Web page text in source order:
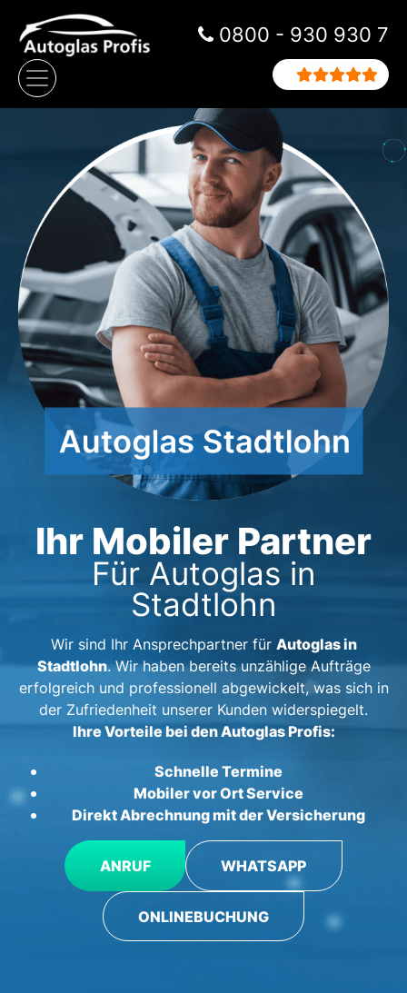
Zum Inhalt springen
Hauptnavigation
0800 - 930 930 7
Ihr Mobiler Partner
Für Autoglas in
Stadtlohn
Wir sind Ihr Ansprechpartner für Autoglas in
Stadtlohn. Wir haben bereits unzählige Aufträge
erfolgreich und professionell abgewickelt, was sich in
der Zufriedenheit unserer Kunden widerspiegelt.
Ihre Vorteile bei den Autoglas Profis:
Schnelle Termine
Mobiler vor Ort Service
Direkt Abrechnung mit der Versicherung
ANRUF WHATSAPP
ONLINEBUCHUNG